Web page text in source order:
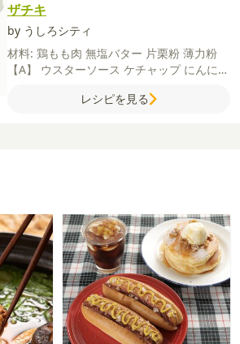
ザチキ
by うしろシティ
材料: 鶏もも肉 無塩バター 片栗粉 薄力粉
【A】 ウスターソース ケチャップ にんにく
レッドチェダーチーズ【B】
レシピを見る